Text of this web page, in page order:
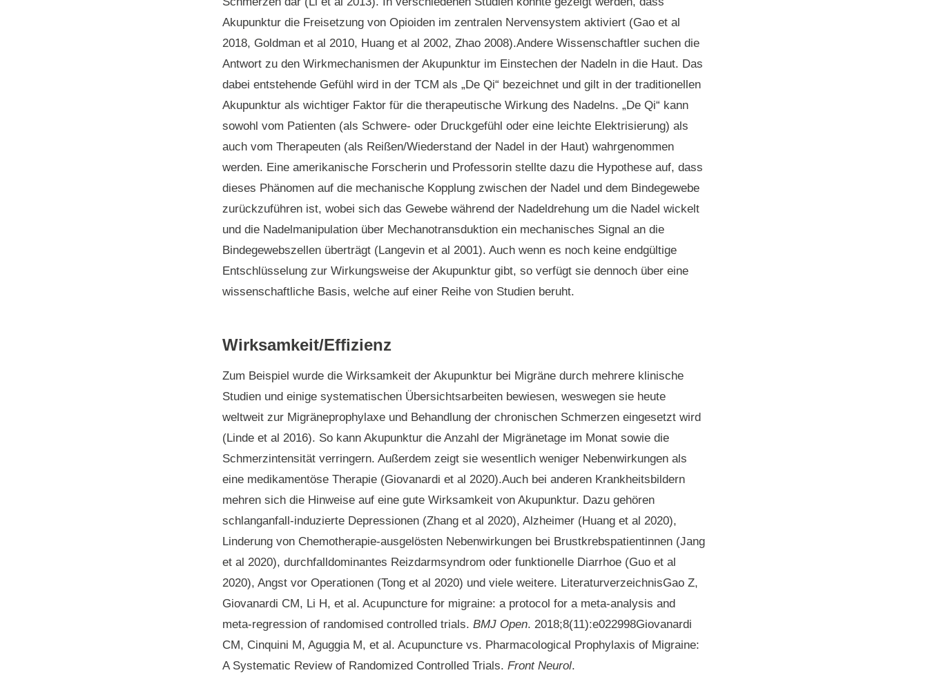
Akupunktur die Freisetzung von Opioiden im zentralen Nervensystem aktiviert (Gao et al
2018, Goldman et al 2010, Huang et al 2002, Zhao 2008).Andere Wissenschaftler suchen die
Antwort zu den Wirkmechanismen der Akupunktur im Einstechen der Nadeln in die Haut. Das
dabei entstehende Gefühl wird in der TCM als „De Qi“ bezeichnet und gilt in der traditionellen
Akupunktur als wichtiger Faktor für die therapeutische Wirkung des Nadelns. „De Qi“ kann
sowohl vom Patienten (als Schwere- oder Druckgefühl oder eine leichte Elektrisierung) als
auch vom Therapeuten (als Reißen/Wiederstand der Nadel in der Haut) wahrgenommen
werden. Eine amerikanische Forscherin und Professorin stellte dazu die Hypothese auf, dass
dieses Phänomen auf die mechanische Kopplung zwischen der Nadel und dem Bindegewebe
zurückzuführen ist, wobei sich das Gewebe während der Nadeldrehung um die Nadel wickelt
und die Nadelmanipulation über Mechanotransduktion ein mechanisches Signal an die
Bindegewebszellen überträgt (Langevin et al 2001). Auch wenn es noch keine endgültige
Entschlüsselung zur Wirkungsweise der Akupunktur gibt, so verfügt sie dennoch über eine
wissenschaftliche Basis, welche auf einer Reihe von Studien beruht.
Wirksamkeit/Effizienz
Zum Beispiel wurde die Wirksamkeit der Akupunktur bei Migräne durch mehrere klinische
Studien und einige systematischen Übersichtsarbeiten bewiesen, weswegen sie heute
weltweit zur Migräneprophylaxe und Behandlung der chronischen Schmerzen eingesetzt wird
(Linde et al 2016). So kann Akupunktur die Anzahl der Migränetage im Monat sowie die
Schmerzintensität verringern. Außerdem zeigt sie wesentlich weniger Nebenwirkungen als
eine medikamentöse Therapie (Giovanardi et al 2020).Auch bei anderen Krankheitsbildern
mehren sich die Hinweise auf eine gute Wirksamkeit von Akupunktur. Dazu gehören
schlanganfall-induzierte Depressionen (Zhang et al 2020), Alzheimer (Huang et al 2020),
Linderung von Chemotherapie-ausgelösten Nebenwirkungen bei Brustkrebspatientinnen (Jang
et al 2020), durchfalldominantes Reizdarmsyndrom oder funktionelle Diarrhoe (Guo et al
2020), Angst vor Operationen (Tong et al 2020) und viele weitere. LiteraturverzeichnisGao Z,
Giovanardi CM, Li H, et al. Acupuncture for migraine: a protocol for a meta-analysis and
meta-regression of randomised controlled trials. BMJ Open. 2018;8(11):e022998Giovanardi
CM, Cinquini M, Aguggia M, et al. Acupuncture vs. Pharmacological Prophylaxis of Migraine:
A Systematic Review of Randomized Controlled Trials. Front Neurol.